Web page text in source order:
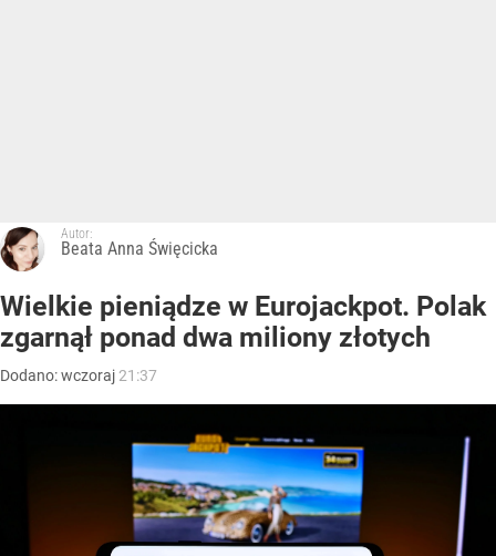
Autor:
Beata Anna Święcicka
Wielkie pieniądze w Eurojackpot. Polak
zgarnął ponad dwa miliony złotych
Dodano:wczoraj 21:37